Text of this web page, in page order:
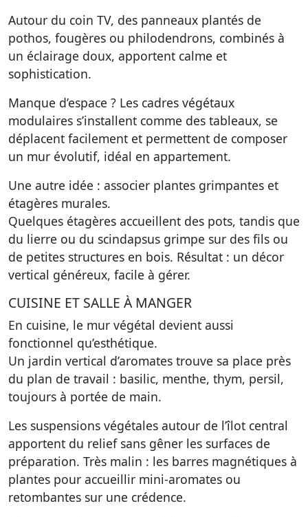
Autour du coin TV, des panneaux plantés de
pothos, fougères ou philodendrons, combinés à
un éclairage doux, apportent calme et
sophistication.
Manque d’espace ? Les cadres végétaux
modulaires s’installent comme des tableaux, se
déplacent facilement et permettent de composer
un mur évolutif, idéal en appartement.
Une autre idée : associer plantes grimpantes et
étagères murales.
Quelques étagères accueillent des pots, tandis que
du lierre ou du scindapsus grimpe sur des fils ou
de petites structures en bois. Résultat : un décor
vertical généreux, facile à gérer.
CUISINE ET SALLE À MANGER
En cuisine, le mur végétal devient aussi
fonctionnel qu’esthétique.
Un jardin vertical d’aromates trouve sa place près
du plan de travail : basilic, menthe, thym, persil,
toujours à portée de main.
Les suspensions végétales autour de l’îlot central
apportent du relief sans gêner les surfaces de
préparation. Très malin : les barres magnétiques à
plantes pour accueillir mini-aromates ou
retombantes sur une crédence.